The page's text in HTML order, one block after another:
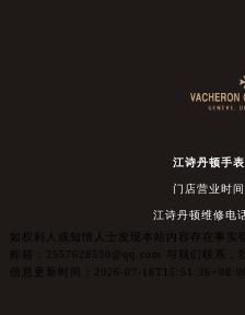
江诗丹顿手
门店营业时
江诗丹顿维修电
如权利人或知情人士发现本站内容存在事实
邮箱：2557628530@qq.com 与我们联系
信息更新时间：2026-07-18T15:51:36+08:00